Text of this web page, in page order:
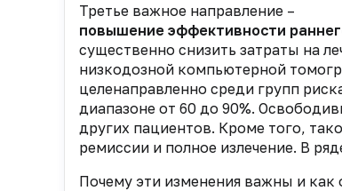
Третье важное направление –
повышение эффективности
существенно снизить затраты на
низкодозной компьютерной
целенаправленно среди групп
диапазоне от 60 до 90%.
других пациентов. Кроме того,
ремиссии и полное излечение. В
Почему эти изменения важны и